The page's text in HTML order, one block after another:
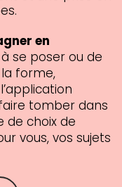
en
se poser ou de
forme,
tomber dans
de choix de
vous, vos sujets